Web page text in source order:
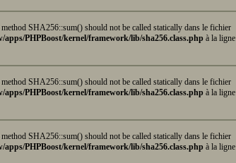
SHA256::sum() should not be called statically dans le fichier
apps/PHPBoost/kernel/framework/lib/sha256.class.php à la ligne
SHA256::sum() should not be called statically dans le fichier
apps/PHPBoost/kernel/framework/lib/sha256.class.php à la ligne
SHA256::sum() should not be called statically dans le fichier
apps/PHPBoost/kernel/framework/lib/sha256.class.php à la ligne